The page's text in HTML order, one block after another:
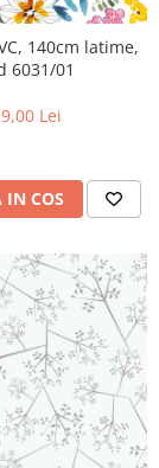
140cm latime,
6031/01
Lei
IN COS